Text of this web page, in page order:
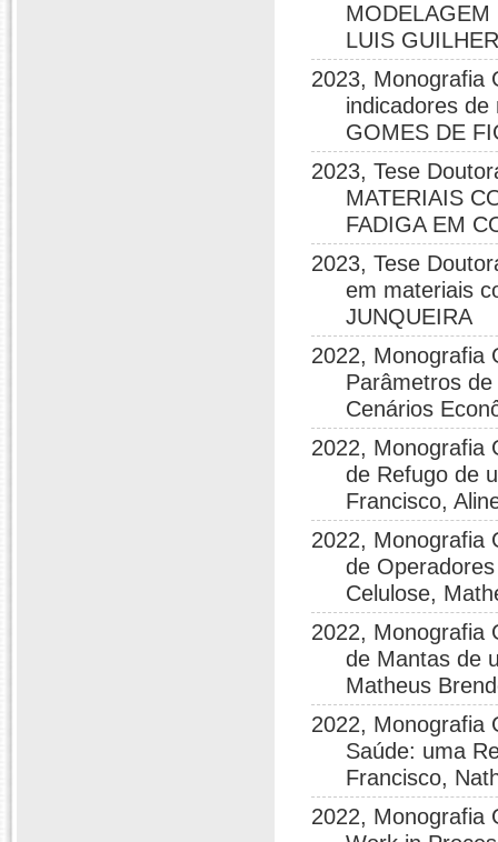
MODELAGEM
LUIS
2023, Monografia
indicadores
GOMES DE
2023, Tese
MATERIAIS
FADIGA EM
2023, Tese
em materiais
JUNQUEIRA
2022, Monografia
Parâmetros
Cenários
2022, Monografia
de Refugo de
Francisco,
2022, Monografia
de
Celulose,
2022, Monografia
de Mantas de
Matheus
2022, Monografia
Saúde: uma
Francisco,
2022, Monografia